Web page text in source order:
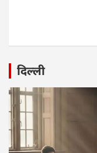
दिल्ली